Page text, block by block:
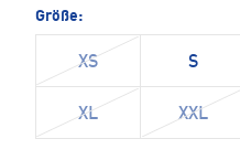
Größe:
XS S
XL XXL